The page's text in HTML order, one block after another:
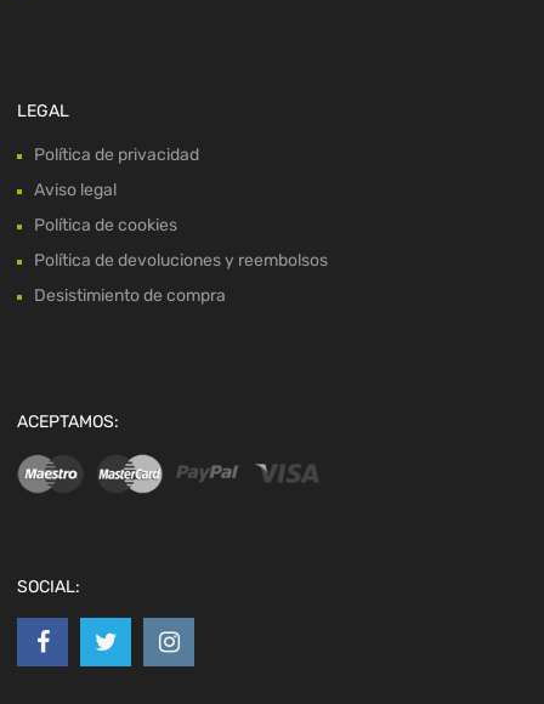
LEGAL
Política de privacidad
Aviso legal
Política de cookies
Política de devoluciones y reembolsos
Desistimiento de compra
ACEPTAMOS:
SOCIAL: